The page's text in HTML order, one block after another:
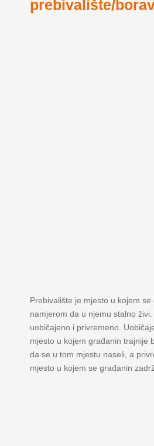
prebivalište/
Prebivalište je mjesto u kojem
namjerom da u njemu stalno
uobičajeno i privremeno.
mjesto u kojem građanin trajnije
da se u tom mjestu naseli, a
mjesto u kojem se građanin